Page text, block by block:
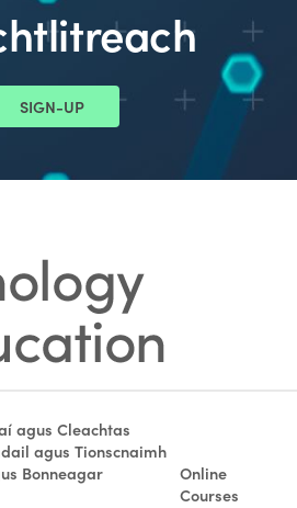
SIGN-UP
agus Cleachtas
agus Tionscnaimh
Bonneagar
Online
Courses